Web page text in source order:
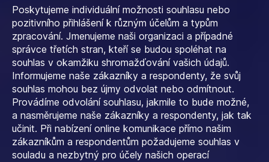
Poskytujeme individuální možnosti souhlasu nebo
pozitivního přihlášení k různým účelům a typům
zpracování. Jmenujeme naši organizaci a případné
správce třetích stran, kteří se budou spoléhat na
souhlas v okamžiku shromažďování vašich údajů.
Informujeme naše zákazníky a respondenty, že svůj
souhlas mohou bez újmy odvolat nebo odmítnout.
Provádíme odvolání souhlasu, jakmile to bude možné,
a nasměrujeme naše zákazníky a respondenty, jak tak
učinit. Při nabízení online komunikace přímo našim
zákazníkům a respondentům požadujeme souhlas v
souladu a nezbytný pro účely našich operací